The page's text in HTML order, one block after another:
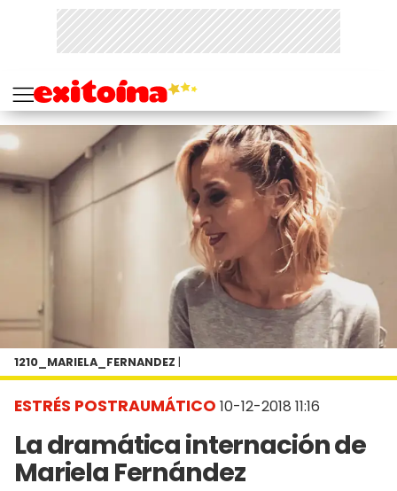
ESTRÉS POSTRAUMÁTICO 10-12-2018 11:16
La dramática internación de
Mariela Fernández
1210_MARIELA_FERNANDEZ |